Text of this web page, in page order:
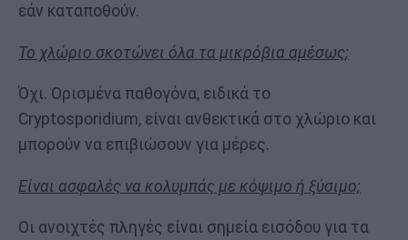
εάν καταποθούν.
Το χλώριο σκοτώνει όλα τα μικρόβια αμέσως;
Όχι. Ορισμένα παθογόνα, ειδικά το
Cryptosporidium, είναι ανθεκτικά στο χλώριο και
μπορούν να επιβιώσουν για μέρες.
Είναι ασφαλές να κολυμπάς με κόψιμο ή ξύσιμο;
Οι ανοιχτές πληγές είναι σημεία εισόδου για τα